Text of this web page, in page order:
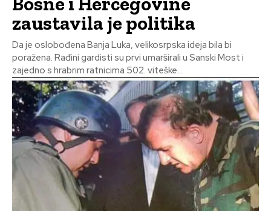
zaustavila je politika
Da je oslobođena Banja Luka, velikosrpska ideja bila bi
poražena. Rađini gardisti su prvi umarširali u Sanski Most i
zajedno s hrabrim ratnicima 502. viteške...